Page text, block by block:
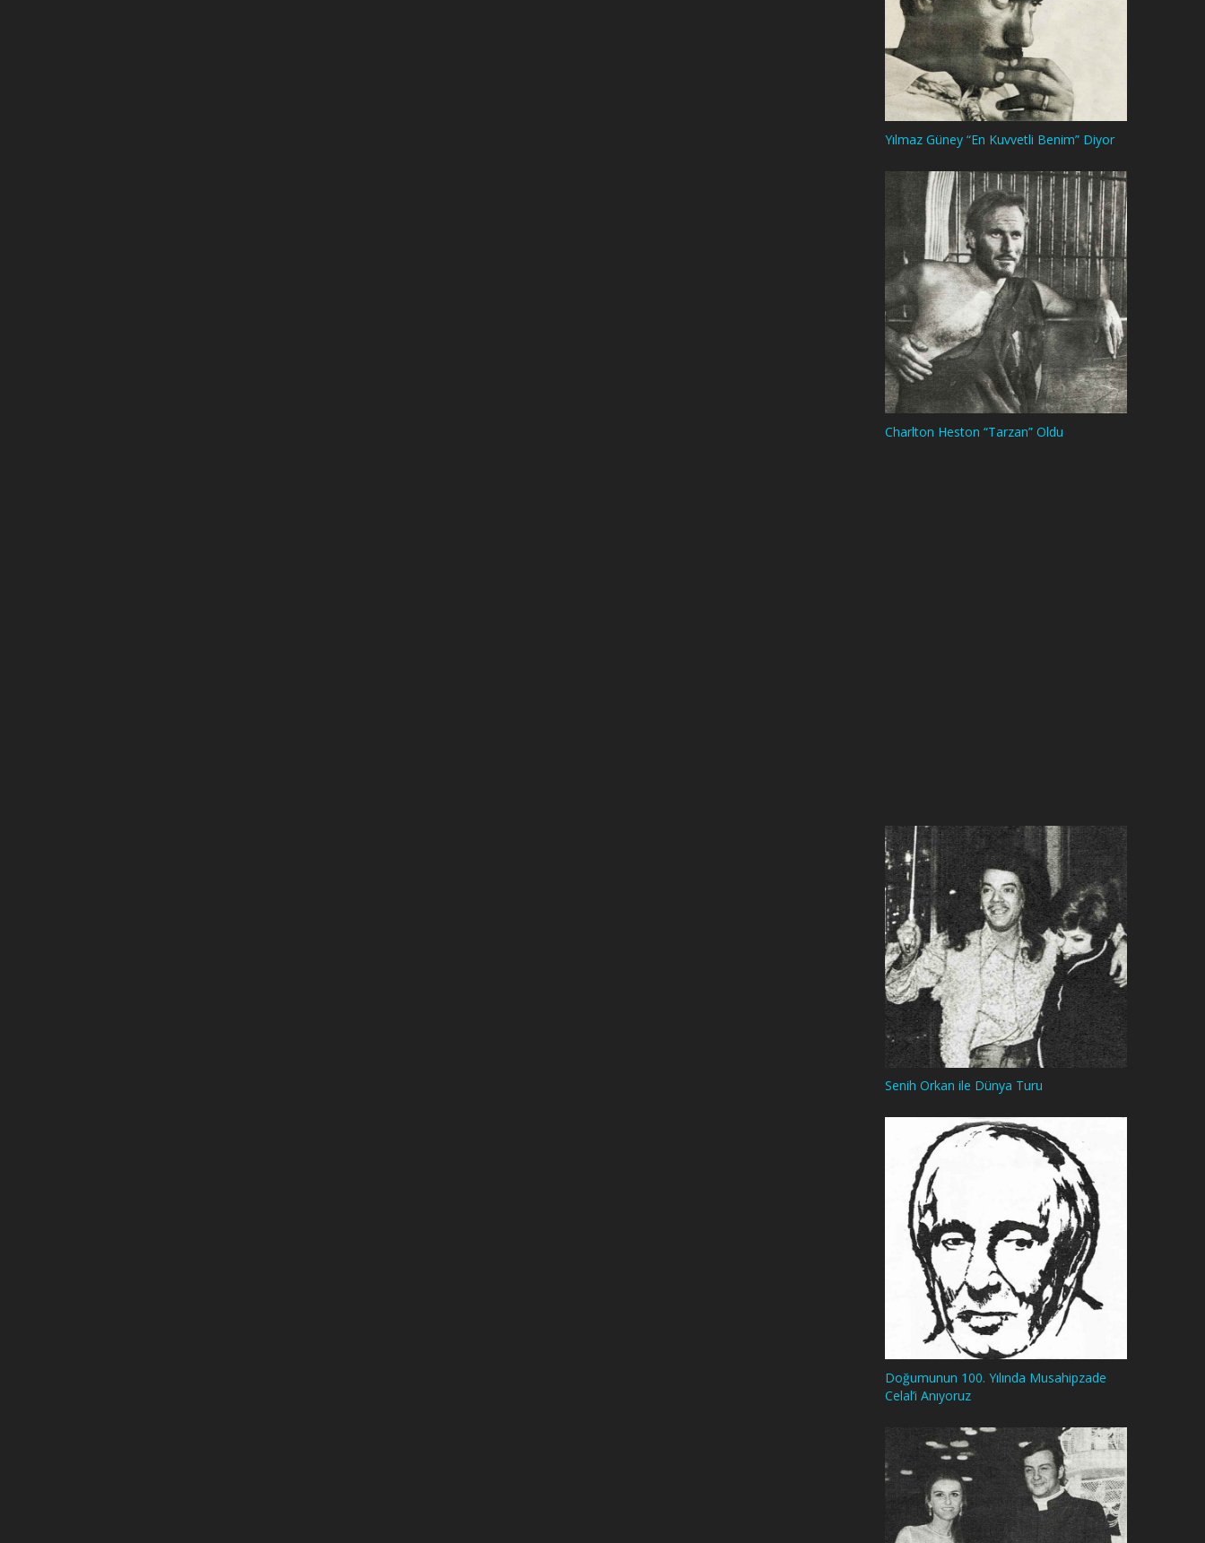
Yılmaz Güney “En Kuvvetli Benim” Diyor
Charlton Heston “Tarzan” Oldu
Senih Orkan ile Dünya Turu
Doğumunun 100. Yılında Musahipzade
Celal’i Anıyoruz